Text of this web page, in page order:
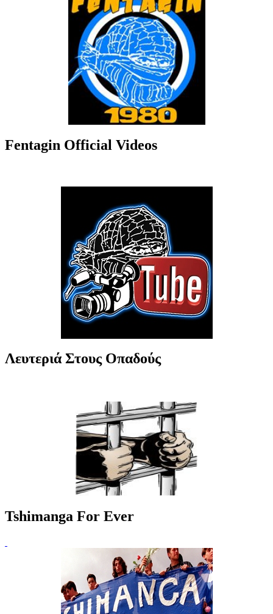
Fentagin Official Videos
Λευτεριά Στους Οπαδούς
Tshimanga For Ever